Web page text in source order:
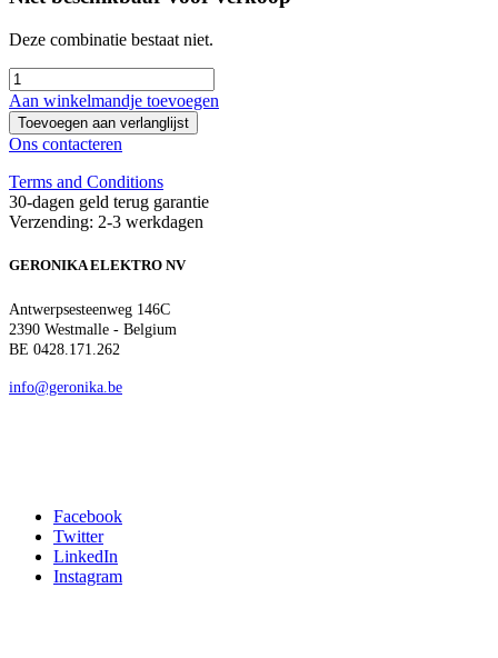
Deze combinatie bestaat niet.
Aan winkelmandje toevoegen
Toevoegen aan verlanglijst
Ons contacteren
Terms and Conditions
30-dagen geld terug garantie
Verzending: 2-3 werkdagen
GERONIKA ELEKTRO NV
Antwerpsesteenweg 146C
2390 Westmalle - Belgium
BE 0428.171.262
info@geronika.be
Facebook
Twitter
LinkedIn
Instagram